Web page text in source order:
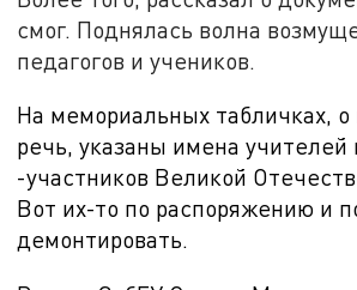
смог. Поднялась волна
педагогов и учеников.
На мемориальных табличках, о
речь, указаны имена учителей
-участников Великой
Вот их-то по распоряжению и
демонтировать.